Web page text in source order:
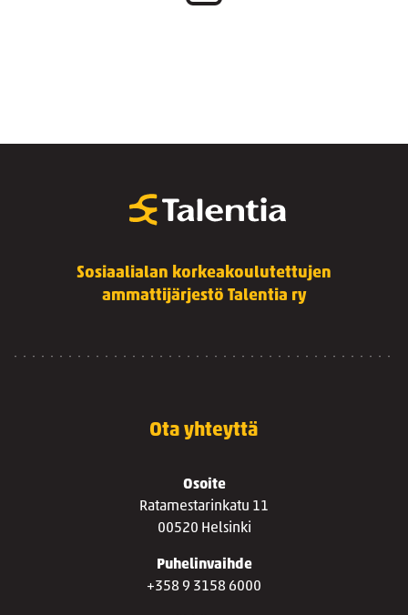
Sosiaalialan korkeakoulutettujen
ammattijärjestö Talentia ry
Ota yhteyttä
Osoite
Ratamestarinkatu 11
00520 Helsinki
Puhelinvaihde
+358 9 3158 6000